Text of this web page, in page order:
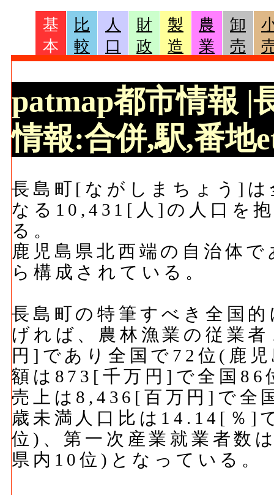
基
本
比
較
人
口
財
政
製
造
農
業
卸
売
patmap都市情報 |
情報:合併,駅,番地
長島町[ながしまちょう]
なる10,431[人]の人口を
る。
鹿児島県北西端の自治体
ら構成されている。
長島町の特筆すべき全国
げれば、農林漁業の従業
円]であり全国で72位(鹿
額は873[千万円]で全国86
売上は8,436[百万円]で全
歳未満人口比は14.14[％]
位)、第一次産業就業者数
県内10位)となっている。